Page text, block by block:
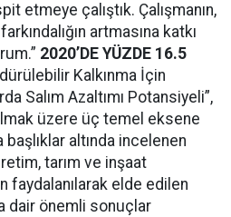
etmeye çalıştık. Çalışmanın,
artmasına katkı
2020’DE YÜZDE 16.5
Kalkınma İçin
Salım Azaltımı Potansiyeli”,
üzere üç temel eksene
altında incelenen
tarım ve inşaat
elde edilen
dair önemli sonuçlar